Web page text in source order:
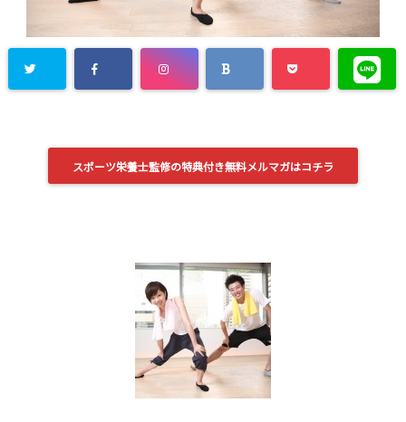
/ho
スポーツ栄養士監修の特典付き無料メルマガはコチラ